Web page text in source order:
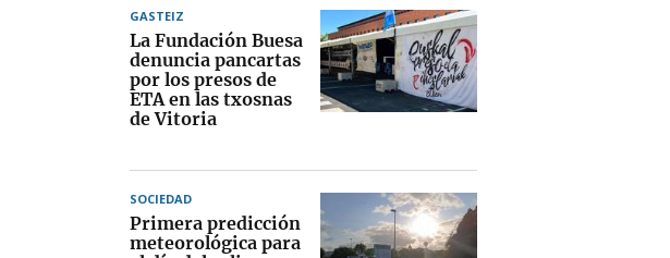
GASTEIZ
La Fundación Buesa
denuncia pancartas
por los presos de
ETA en las txosnas
de Vitoria
SOCIEDAD
Primera predicción
meteorológica para